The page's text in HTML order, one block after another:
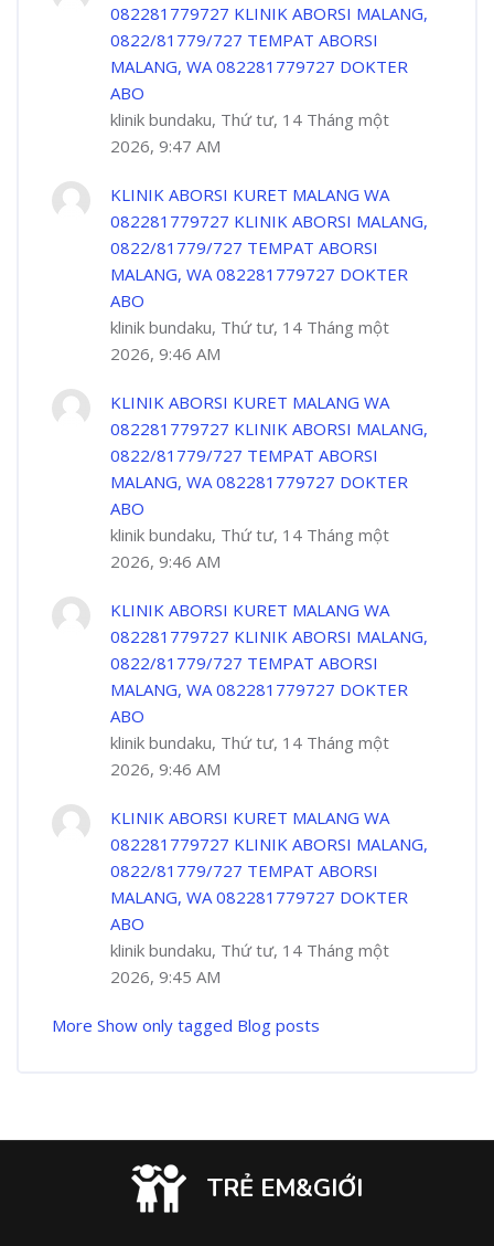
082281779727 KLINIK ABORSI MALANG,
0822/81779/727 TEMPAT ABORSI
MALANG, WA 082281779727 DOKTER
ABO
klinik bundaku, Thứ tư, 14 Tháng một
2026, 9:47 AM
KLINIK ABORSI KURET MALANG WA
082281779727 KLINIK ABORSI MALANG,
0822/81779/727 TEMPAT ABORSI
MALANG, WA 082281779727 DOKTER
ABO
klinik bundaku, Thứ tư, 14 Tháng một
2026, 9:46 AM
KLINIK ABORSI KURET MALANG WA
082281779727 KLINIK ABORSI MALANG,
0822/81779/727 TEMPAT ABORSI
MALANG, WA 082281779727 DOKTER
ABO
klinik bundaku, Thứ tư, 14 Tháng một
2026, 9:46 AM
KLINIK ABORSI KURET MALANG WA
082281779727 KLINIK ABORSI MALANG,
0822/81779/727 TEMPAT ABORSI
MALANG, WA 082281779727 DOKTER
ABO
klinik bundaku, Thứ tư, 14 Tháng một
2026, 9:46 AM
KLINIK ABORSI KURET MALANG WA
082281779727 KLINIK ABORSI MALANG,
0822/81779/727 TEMPAT ABORSI
MALANG, WA 082281779727 DOKTER
ABO
klinik bundaku, Thứ tư, 14 Tháng một
2026, 9:45 AM
More Show only tagged Blog posts
TRẺ EM&GIỚI